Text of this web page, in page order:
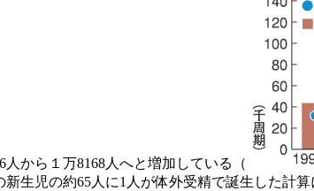
から１万8168人へと増加している（
生児の約65人に1人が体外受精で誕生した